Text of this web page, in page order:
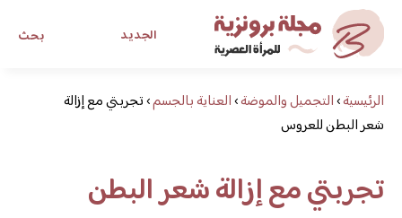
بحث الجديد
مجلة برونزية للفتاة العصريةالرئيسية›التجميل والموضة›العناية بالجسم›تجربتي مع إزالة
شعر البطن للعروس
تجربتي مع إزالة شعر البطن